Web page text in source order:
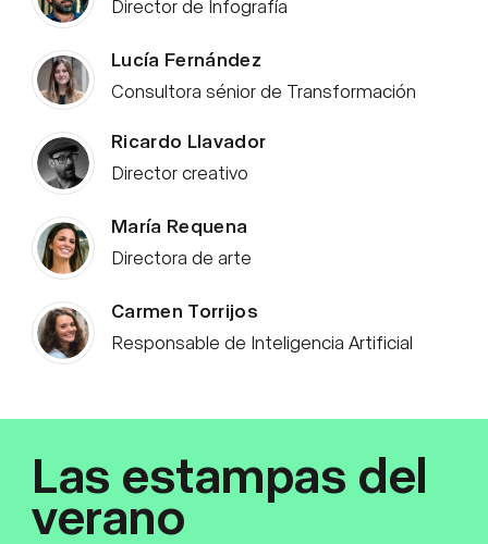
Director de Infografía
Lucía Fernández
Consultora sénior de Transformación
Ricardo Llavador
Director creativo
María Requena
Directora de arte
Carmen Torrijos
Responsable de Inteligencia Artificial
Las estampas del
verano